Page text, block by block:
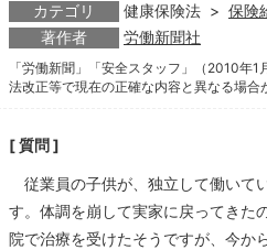
カテゴリ 健康保険法 > 保険
著作者
労働新聞社
「労働新聞」「安全スタッフ」（2010年1
法改正等で現在の正確な内容と異なる場合
[ 質問 ]
従業員の子供が、独立して働いて
す。体調を崩して実家に戻ってきた
院で治療を受けたそうですが、今か